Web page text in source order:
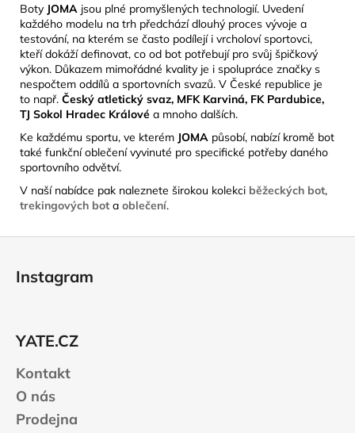
Boty JOMA jsou plné promyšlených technologií. Uvedení
každého modelu na trh předchází dlouhý proces vývoje a
testování, na kterém se často podílejí i vrcholoví sportovci,
kteří dokáží definovat, co od bot potřebují pro svůj špičkový
výkon. Důkazem mimořádné kvality je i spolupráce značky s
nespočtem oddílů a sportovních svazů. V České republice je
to např. Český atletický svaz, MFK Karviná, FK Pardubice,
TJ Sokol Hradec Králové a mnoho dalších.
Ke každému sportu, ve kterém JOMA působí, nabízí kromě bot
také funkční oblečení vyvinuté pro specifické potřeby daného
sportovního odvětví.
V naší nabídce pak naleznete širokou kolekci běžeckých bot,
trekingových bot a oblečení.
Instagram
YATE.CZ
Kontakt
O nás
Prodejna